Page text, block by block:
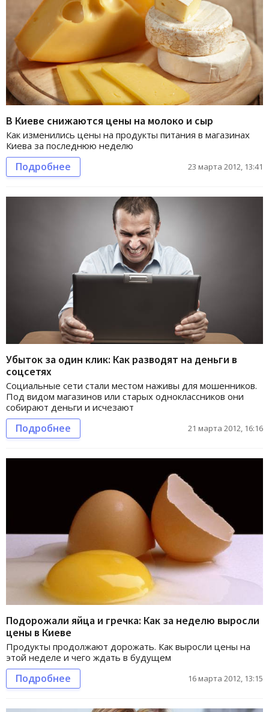
В Киеве снижаются цены на молоко и сыр
Как изменились цены на продукты питания в магазинах
Киева за последнюю неделю
Подробнее 23 марта 2012, 13:41
Убыток за один клик: Как разводят на деньги в
соцсетях
Социальные сети стали местом наживы для мошенников.
Под видом магазинов или старых одноклассников они
собирают деньги и исчезают
Подробнее 21 марта 2012, 16:16
Подорожали яйца и гречка: Как за неделю выросли
цены в Киеве
Продукты продолжают дорожать. Как выросли цены на
этой неделе и чего ждать в будущем
Подробнее 16 марта 2012, 13:15